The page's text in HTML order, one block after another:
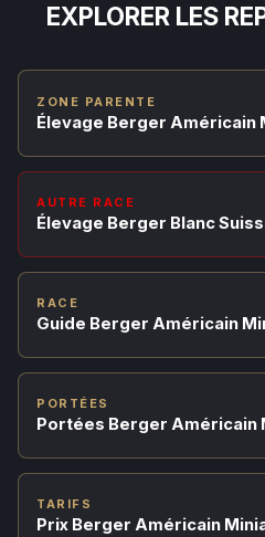
EXPLORER LES
ZONE PARENTE
Élevage Berger Américain
AUTRE RACE
Élevage Berger Blanc
RACE
Guide Berger Américain
PORTÉES
Portées Berger Américain
TARIFS
Prix Berger Américain